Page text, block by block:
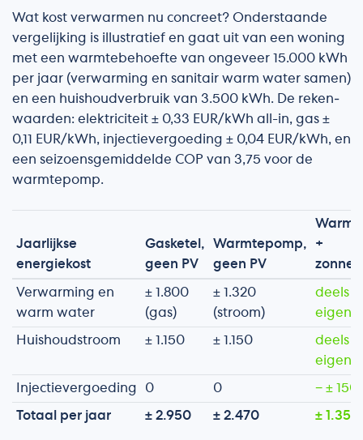
Wat kost verwarmen nu concreet? Onderstaande
vergelijking is illustratief en gaat uit van een woning
met een warmtebehoefte van ongeveer 15.000 kWh
per jaar (verwarming en sanitair warm water samen)
en een huishoudverbruik van 3.500 kWh. De reken­
waarden: elektriciteit ± 0,33 EUR/kWh all-in, gas ±
0,11 EUR/kWh, injectievergoeding ± 0,04 EUR/kWh, en
een seizoensgemiddelde COP van 3,75 voor de
warmtepomp.
Jaarlijkse
energiekost
Gasketel,
geen PV
Warmtepomp,
geen PV
+
Verwarming en
warm water
± 1.800
(gas)
± 1.320
(stroom)
deels
eigen
Huishoudstroom ± 1.150 ± 1.150
deels
eigen
Injectievergoeding 0 0 − ± 150
Totaal per jaar ± 2.950 ± 2.470 ± 1.350